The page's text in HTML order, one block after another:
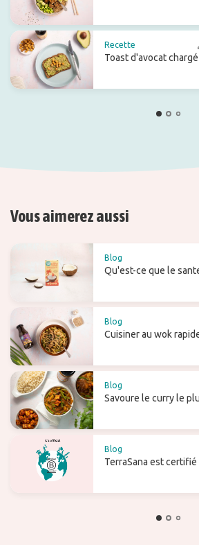
Recette
Toast d'avocat
Vous aimerez aussi
Blog
Qu'est-ce que le
Blog
Cuisiner au wok
Blog
Savoure le curry le
Blog
TerraSana est